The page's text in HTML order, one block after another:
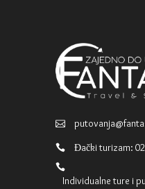
Đački turizam:
Individualne ture i